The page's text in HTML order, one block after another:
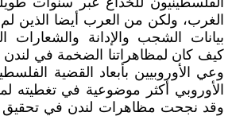
الغرب، ولكن من العرب أيضا الذين
بيانات الشجب والإدانة والشعارات
كيف كان لمظاهراتنا الضخمة في لندن
وعي الأوروبيين بأبعاد القضية
الأوروبي أكثر موضوعية في تغطيته
وقد نجحت مظاهرات لندن في تحقيق